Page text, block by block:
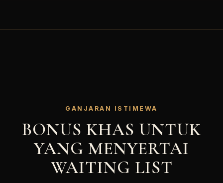
GANJARAN ISTIMEWA
BONUS KHAS UNTUK
YANG MENYERTAI
WAITING LIST